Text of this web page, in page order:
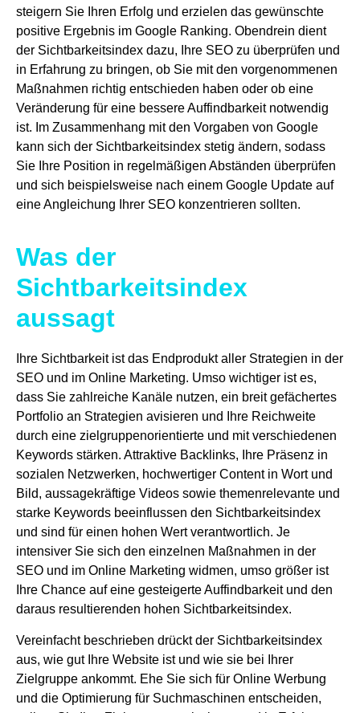
steigern Sie Ihren Erfolg und erzielen das gewünschte
positive Ergebnis im Google Ranking. Obendrein dient
der Sichtbarkeitsindex dazu, Ihre SEO zu überprüfen und
in Erfahrung zu bringen, ob Sie mit den vorgenommenen
Maßnahmen richtig entschieden haben oder ob eine
Veränderung für eine bessere Auffindbarkeit notwendig
ist. Im Zusammenhang mit den Vorgaben von Google
kann sich der Sichtbarkeitsindex stetig ändern, sodass
Sie Ihre Position in regelmäßigen Abständen überprüfen
und sich beispielsweise nach einem Google Update auf
eine Angleichung Ihrer SEO konzentrieren sollten.
Was der
Sichtbarkeitsindex
aussagt
Ihre Sichtbarkeit ist das Endprodukt aller Strategien in der
SEO und im Online Marketing. Umso wichtiger ist es,
dass Sie zahlreiche Kanäle nutzen, ein breit gefächertes
Portfolio an Strategien avisieren und Ihre Reichweite
durch eine zielgruppenorientierte und mit verschiedenen
Keywords stärken. Attraktive Backlinks, Ihre Präsenz in
sozialen Netzwerken, hochwertiger Content in Wort und
Bild, aussagekräftige Videos sowie themenrelevante und
starke Keywords beeinflussen den Sichtbarkeitsindex
und sind für einen hohen Wert verantwortlich. Je
intensiver Sie sich den einzelnen Maßnahmen in der
SEO und im Online Marketing widmen, umso größer ist
Ihre Chance auf eine gesteigerte Auffindbarkeit und den
daraus resultierenden hohen Sichtbarkeitsindex.
Vereinfacht beschrieben drückt der Sichtbarkeitsindex
aus, wie gut Ihre Website ist und wie sie bei Ihrer
Zielgruppe ankommt. Ehe Sie sich für Online Werbung
und die Optimierung für Suchmaschinen entscheiden,